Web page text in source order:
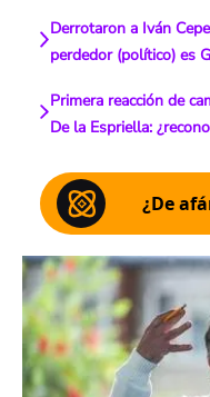
Derrotaron a Iván
perdedor (político) es
Primera reacción de
De la Espriella:
¿De